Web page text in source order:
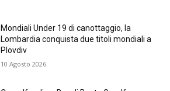
Mondiali Under 19 di canottaggio, la
Lombardia conquista due titoli mondiali a
Plovdiv
10 Agosto 2026